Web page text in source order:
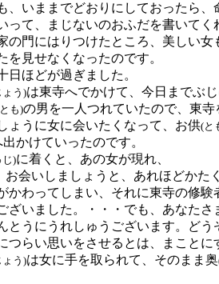
、いままでどおりにしておったら、
て、まじないのおふだを書いてく
門にはりつけたところ、美しい女
を見せなくなったのです。
ほどが過ぎました。
う)は東寺へでかけて、今日までぶ
も)の男を一人つれていたので、東
ょうに女に会いたくなって、お供(と
出かけていったのです。
)に着くと、あの女が現れ、
お会いしましょうと、あれほどかた
かわってしまい、それに東寺の修験
ざいました。・・・でも、あなたさ
とうにうれしゅうございます。どう
つらい思いをさせるとは、まことに
う)は女に手を取られて、そのまま奥